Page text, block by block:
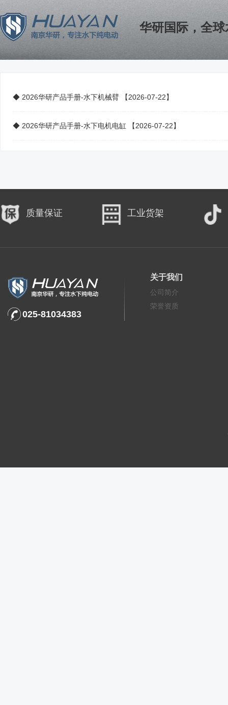
华研国际，全
◆ 2026华研产品手册-水下机械臂 【2026-07-22】
◆ 2026华研产品手册-水下电机电缸 【2026-07-22】
质量保证 工业货架
025-81034383
关于我们
公司简介
荣誉资质